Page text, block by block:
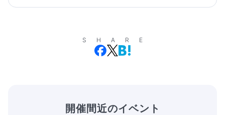
SHARE
開催間近のイベント